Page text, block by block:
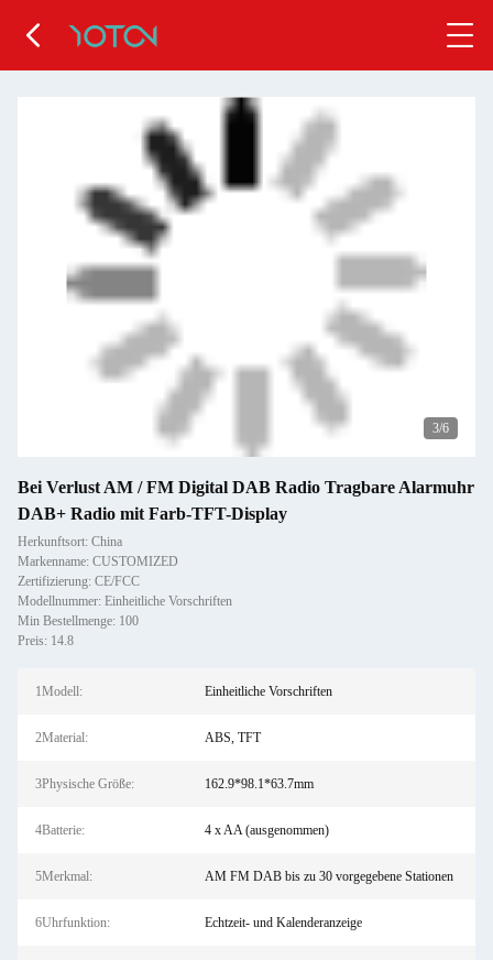
3/6
Bei Verlust AM / FM Digital DAB Radio Tragbare Alarmuhr
DAB+ Radio mit Farb-TFT-Display
Herkunftsort: China
Markenname: CUSTOMIZED
Zertifizierung: CE/FCC
Modellnummer: Einheitliche Vorschriften
Min Bestellmenge: 100
Preis: 14.8
1Modell: Einheitliche Vorschriften
2Material: ABS, TFT
3Physische Größe: 162.9*98.1*63.7mm
4Batterie: 4 x AA (ausgenommen)
5Merkmal: AM FM DAB bis zu 30 vorgegebene Stationen
6Uhrfunktion: Echtzeit- und Kalenderanzeige